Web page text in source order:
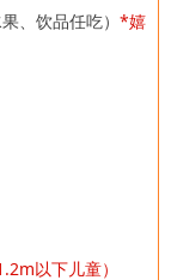
、饮品任吃） *嬉
以下儿童）